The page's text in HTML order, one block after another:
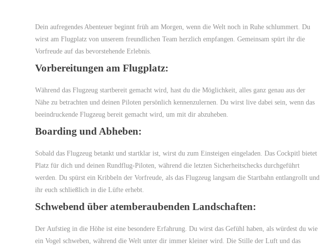
Dein aufregendes Abenteuer beginnt früh am Morgen, wenn die Welt noch in Ruhe schlummert. Du
wirst am Flugplatz von unserem freundlichen Team herzlich empfangen. Gemeinsam spürt ihr die
Vorfreude auf das bevorstehende Erlebnis.
Vorbereitungen am Flugplatz:
Während das Flugzeug startbereit gemacht wird, hast du die Möglichkeit, alles ganz genau aus der
Nähe zu betrachten und deinen Piloten persönlich kennenzulernen. Du wirst live dabei sein, wenn das
beeindruckende Flugzeug bereit gemacht wird, um mit dir abzuheben.
Boarding und Abheben:
Sobald das Flugzeug betankt und startklar ist, wirst du zum Einsteigen eingeladen. Das Cockpitl bietet
Platz für dich und deinen Rundflug-Piloten, während die letzten Sicherheitschecks durchgeführt
werden. Du spürst ein Kribbeln der Vorfreude, als das Flugzeug langsam die Startbahn entlangrollt und
ihr euch schließlich in die Lüfte erhebt.
Schwebend über atemberaubenden Landschaften:
Der Aufstieg in die Höhe ist eine besondere Erfahrung. Du wirst das Gefühl haben, als würdest du wie
ein Vogel schweben, während die Welt unter dir immer kleiner wird. Die Stille der Luft und das